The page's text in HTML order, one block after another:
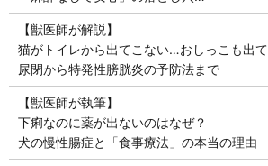
【獣医師が解説】
猫がトイレから出てこない…おしっこも出
尿閉から特発性膀胱炎の予防法まで
【獣医師が執筆】
下痢なのに薬が出ないのはなぜ？
犬の慢性腸症と「食事療法」の本当の理由